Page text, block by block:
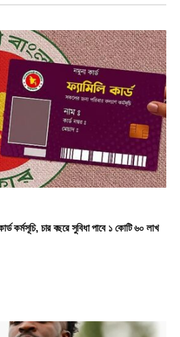
কর্মসূচি, চার বছরে সুবিধা পাবে ১ কোটি ৬০ লাখ